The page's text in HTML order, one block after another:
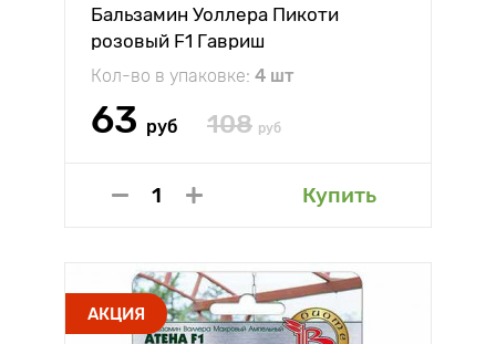
Бальзамин Уоллера Пикоти
розовый F1 Гавриш
Кол-во в упаковке: 4 шт
63 руб 108 руб
Купить
АКЦИЯ